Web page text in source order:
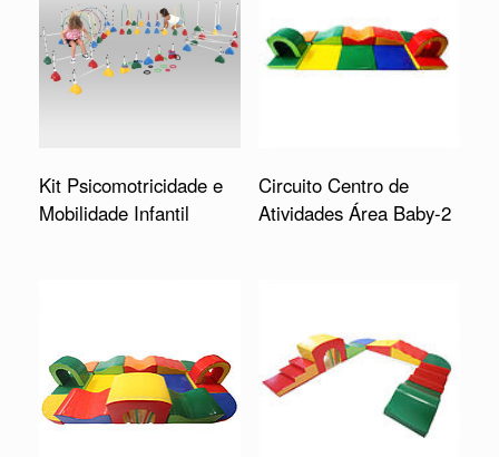
Kit Psicomotricidade e
Mobilidade Infantil
Circuito Centro de
Atividades Área Baby-2